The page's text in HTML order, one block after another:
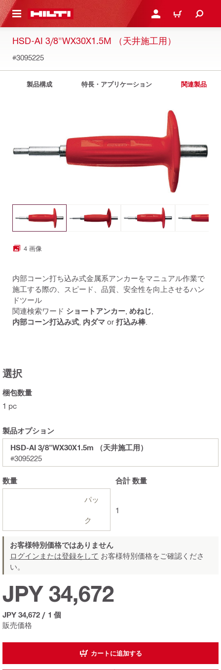
内容を表示 ログイン・新規オンライ
カート
HSD-AI 3/8"WX30X1.5M （天井施工用）
#3095225
製品構成 特長・アプリケーション 関連製品
4 画像
内部コーン打ち込み式金属系アンカーをマニュアル作業で
施工する際の、スピード、品質、安全性を向上させるハン
ドツール
関連検索ワード ショートアンカー めねじ
内部コーン打込み式 内ダマ or 打込み棒
選択
梱包数量
1 pc
製品オプション
HSD-AI 3/8"WX30X1.5m （天井施工用）
#3095225
数量
パッ
ク
合計数量
1
お客様特別価格ではありません
ログインまたは登録をして お客様特別価格をご確認くださ
い。
販売価格
JPY 34,672
JPY 34,672 / 1 個
カートに追加する